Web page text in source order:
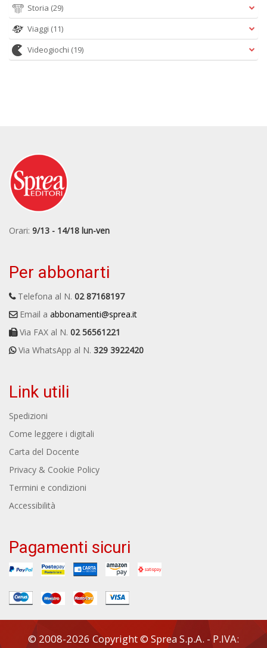
Storia (29)
Viaggi (11)
Videogiochi (19)
Orari: 9/13 - 14/18 lun-ven
Per abbonarti
Telefona al N. 02 87168197
Email a abbonamenti@sprea.it
Via FAX al N. 02 56561221
Via WhatsApp al N. 329 3922420
Link utili
Spedizioni
Come leggere i digitali
Carta del Docente
Privacy & Cookie Policy
Termini e condizioni
Accessibilità
Pagamenti sicuri
© 2008-2026 Copyright © Sprea S.p.A. - P.IVA: